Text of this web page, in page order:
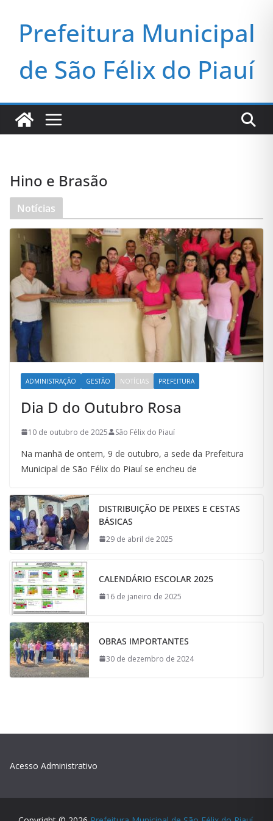
para
conteúdo
Prefeitura Municipal
de São Félix do Piauí
Hino e Brasão
Notícias
ADMINISTRAÇÃO GESTÃO NOTÍCIAS PREFEITURA
Dia D do Outubro Rosa
10 de outubro de 2025 São Félix do Piauí
Na manhã de ontem, 9 de outubro, a sede da Prefeitura
Municipal de São Félix do Piauí se encheu de
DISTRIBUIÇÃO DE PEIXES E CESTAS
BÁSICAS
29 de abril de 2025
CALENDÁRIO ESCOLAR 2025
16 de janeiro de 2025
OBRAS IMPORTANTES
30 de dezembro de 2024
Acesso Administrativo